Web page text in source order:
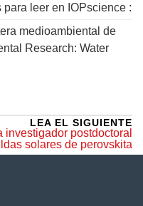
leer en IOPscience :
medioambiental de
Research: Water
LEA EL SIGUIENTE
investigador postdoctoral
solares de perovskita